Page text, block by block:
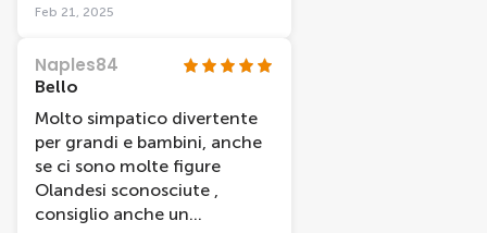
Londra, che è più fornito
Feb 21, 2025
Naples84
Bello
Molto simpatico divertente
per grandi e bambini, anche
se ci sono molte figure
Olandesi sconosciute ,
consiglio anche un